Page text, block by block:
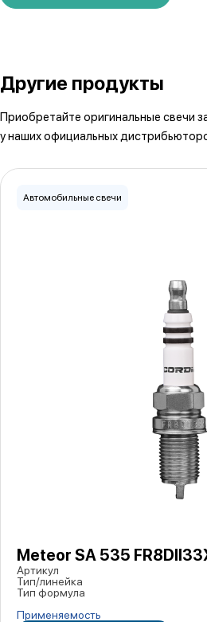
Другие продукты
Приобретайте оригинальные свечи
у наших официальных
Автомобильные свечи
Meteor SA 535
Артикул
Тип/линейка
Тип формула
Применяемость